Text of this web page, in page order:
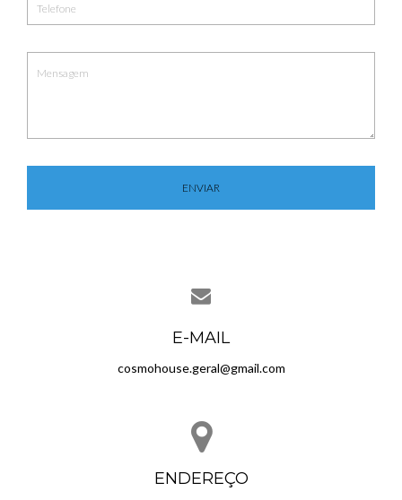
ENVIAR
E-MAIL
cosmohouse.geral@gmail.com
ENDEREÇO